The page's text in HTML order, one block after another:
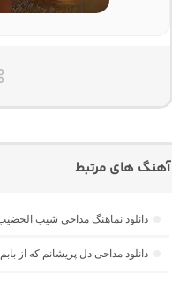
آهنگ های مرتبط
دانلود نماهنگ مداحی شیب
دانلود مداحی دل پریشانم که از